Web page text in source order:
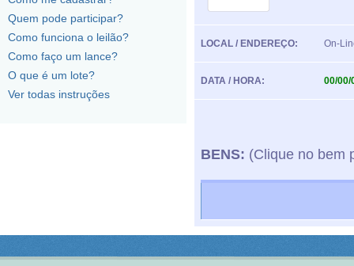
Quem pode participar?
Como funciona o leilão?
Como faço um lance?
O que é um lote?
Ver todas instruções
LOCAL / ENDEREÇO: On-
DATA / HORA: 00/00/
BENS: (Clique no bem